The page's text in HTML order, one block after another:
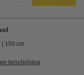
150 cm
beschrijving